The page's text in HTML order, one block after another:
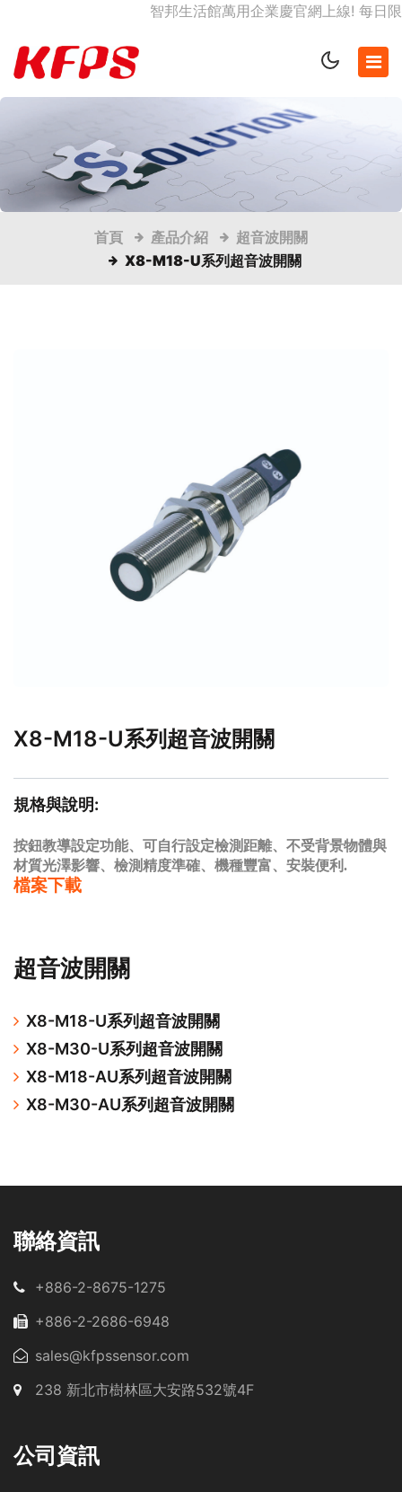
智邦生活館萬用企業慶官網上線! 每日
首頁 產品介紹
超音波開關
X8-M18-U系列超音波開關
超音波開關
X8-M18-U系列超音波開關
X8-M30-U系列超音波開關
X8-M18-AU系列超音波開關
X8-M30-AU系列超音波開關
X8-M18-U系列超音波開關
規格與說明:
按鈕教導設定功能、可自行設定檢測距離、不受背景物體與
材質光澤影響、檢測精度準確、機種豐富、安裝便利.
檔案下載
聯絡資訊
+886-2-8675-1275
+886-2-2686-6948
sales@kfpssensor.com
238 新北市樹林區大安路532號4F
公司資訊